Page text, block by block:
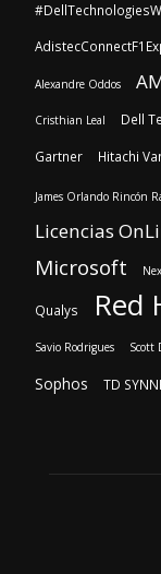
Alexandre Oddos
Cristhian Leal Dell
Gartner Hitachi
James Orlando Rincón
Licencias
Microsoft
Qualys Red
Savio Rodrigues Scott
Sophos TD